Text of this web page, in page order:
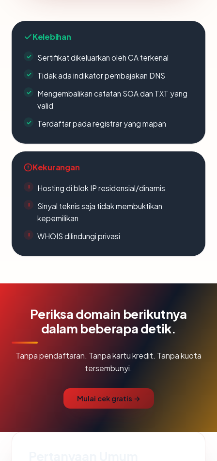
Kelebihan
Sertifikat dikeluarkan oleh CA terkenal
Tidak ada indikator pembajakan DNS
Mengembalikan catatan SOA dan TXT yang
valid
Terdaftar pada registrar yang mapan
Kekurangan
Hosting di blok IP residensial/dinamis
Sinyal teknis saja tidak membuktikan
kepemilikan
WHOIS dilindungi privasi
Periksa domain berikutnya
dalam beberapa detik.
Tanpa pendaftaran. Tanpa kartu kredit. Tanpa kuota
tersembunyi.
Mulai cek gratis →